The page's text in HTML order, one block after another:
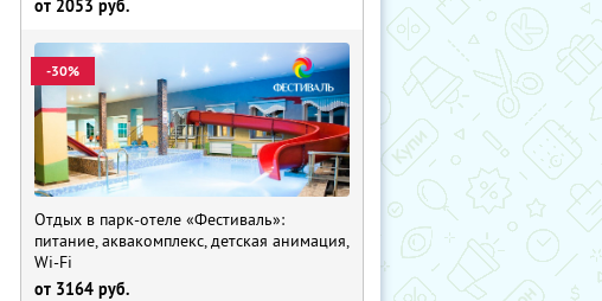
от 2053 руб.
-30%
Отдых в парк-отеле «Фестиваль»:
питание, аквакомплекс, детская анимация,
Wi-Fi
от 3164 руб.